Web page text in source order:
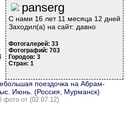
panserg
С нами 16 лет 11 месяца 12 дней
Заходил(а) на сайт: давно
Фотогалерей: 33
Фотографий: 703
Городов: 3
Стран: 1
поездочка на Абрам-
Июнь. (Россия, Мурманск)
фото от (02.07.12)